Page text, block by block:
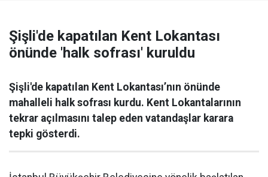
Şişli'de kapatılan Kent Lokantası
önünde 'halk sofrası' kuruldu
Şişli'de kapatılan Kent Lokantası’nın önünde
mahalleli halk sofrası kurdu. Kent Lokantalarının
tekrar açılmasını talep eden vatandaşlar karara
tepki gösterdi.